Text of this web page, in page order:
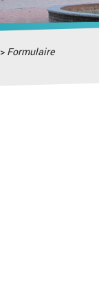
> Formulaire